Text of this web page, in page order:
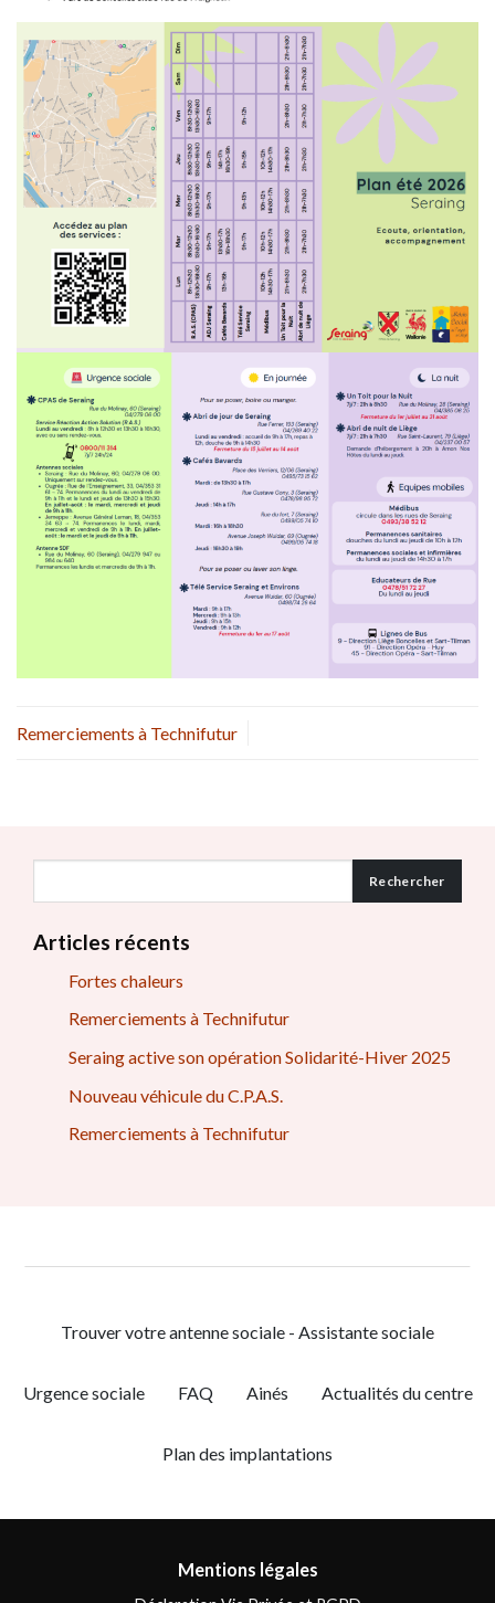
Remerciements à Technifutur
Rechercher
Articles récents
Fortes chaleurs
Remerciements à Technifutur
Seraing active son opération Solidarité-Hiver 2025
Nouveau véhicule du C.P.A.S.
Remerciements à Technifutur
Trouver votre antenne sociale - Assistante sociale
Urgence sociale FAQ Ainés Actualités du centre
Plan des implantations
Mentions légales